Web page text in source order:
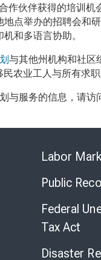
作伙伴获得的培训机
地点举办的招聘会和研
和多语言协助。
与其他州机构和社区
农业工人与所有求
与服务的信息，请访
Labor
Public
Federal
Tax Act
Disaster